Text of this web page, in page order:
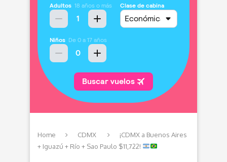
Home CDMX
¡CDMX a Buenos Aires
+ Iguazú + Río + Sao Paulo $11,722!